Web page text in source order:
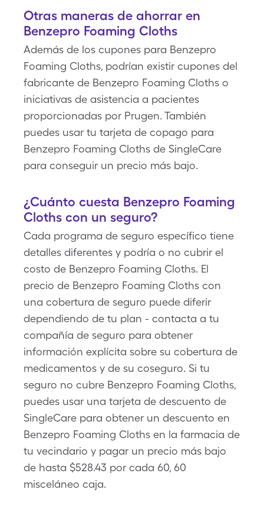
Otras maneras de ahorrar en
Benzepro Foaming Cloths
Además de los cupones para Benzepro
Foaming Cloths, podrían existir cupones del
fabricante de Benzepro Foaming Cloths o
iniciativas de asistencia a pacientes
proporcionadas por Prugen. También
puedes usar tu tarjeta de copago para
Benzepro Foaming Cloths de SingleCare
para conseguir un precio más bajo.
¿Cuánto cuesta Benzepro Foaming
Cloths con un seguro?
Cada programa de seguro específico tiene
detalles diferentes y podría o no cubrir el
costo de Benzepro Foaming Cloths. El
precio de Benzepro Foaming Cloths con
una cobertura de seguro puede diferir
dependiendo de tu plan - contacta a tu
compañía de seguro para obtener
información explícita sobre su cobertura de
medicamentos y de su coseguro. Si tu
seguro no cubre Benzepro Foaming Cloths,
puedes usar una tarjeta de descuento de
SingleCare para obtener un descuento en
Benzepro Foaming Cloths en la farmacia de
tu vecindario y pagar un precio más bajo
de hasta $528.43 por cada 60, 60
misceláneo caja.